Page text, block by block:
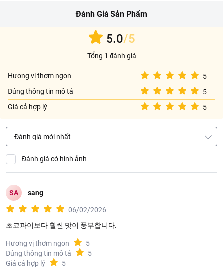
https://www.lottemart.vn/vi-nsg/faq/39
Tên công ty: CONG TY CO PHAN MONDELEZ KINH DO VIET
Địa chỉ: 26 VSIP, DUONG SO 8 KCN VIET NAM-SINGAPORE P
BINH HOA, TP THUAN AN, TINH BINH DUONG, VIET NAM
Đánh Giá Sản Phẩm
5.0/5
Tổng 1 đánh giá
Hương vị thơm ngon
5
Đúng thông tin mô tả
5
Giá cả hợp lý
5
Đánh giá mới nhất
Đánh giá có hình ảnh
SA sang
06/02/2026
초코파이보다 훨씬 맛이 풍부합니다.
Hương vị thơm ngon
5
Đúng thông tin mô tả
5
Giá cả hợp lý
5